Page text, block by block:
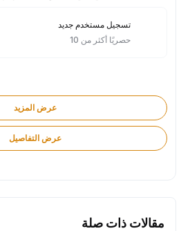
تسجيل مستخدم جديد
حصريًا أكثر من 10
عرض المزيد
عرض التفاصيل
مقالات ذات صلة